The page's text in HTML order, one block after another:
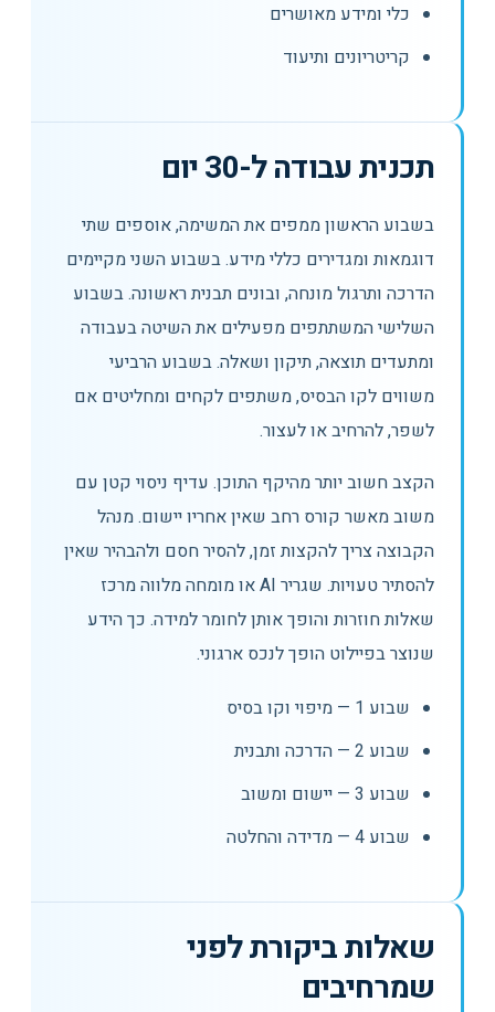
כלי ומידע מאושרים
קריטריונים ותיעוד
תכנית עבודה ל-30 יום
בשבוע הראשון ממפים את המשימה, אוספים שתי
דוגמאות ומגדירים כללי מידע. בשבוע השני מקיימים
הדרכה ותרגול מונחה, ובונים תבנית ראשונה. בשבוע
השלישי המשתתפים מפעילים את השיטה בעבודה
ומתעדים תוצאה, תיקון ושאלה. בשבוע הרביעי
משווים לקו הבסיס, משתפים לקחים ומחליטים אם
לשפר, להרחיב או לעצור.
הקצב חשוב יותר מהיקף התוכן. עדיף ניסוי קטן עם
משוב מאשר קורס רחב שאין אחריו יישום. מנהל
הקבוצה צריך להקצות זמן, להסיר חסם ולהבהיר שאין
להסתיר טעויות. שגריר AI או מומחה מלווה מרכז
שאלות חוזרות והופך אותן לחומר למידה. כך הידע
שנוצר בפיילוט הופך לנכס ארגוני.
שבוע 1 — מיפוי וקו בסיס
שבוע 2 — הדרכה ותבנית
שבוע 3 — יישום ומשוב
שבוע 4 — מדידה והחלטה
שאלות ביקורת לפני
שמרחיבים